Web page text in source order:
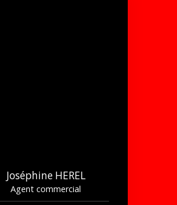
Joséphine HEREL
Agent commercial